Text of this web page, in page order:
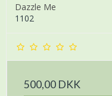
Dazzle Me
1102
500,00 DKK